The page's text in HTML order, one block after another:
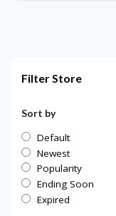
Filter Store
Sort by
Default
Newest
Popularity
Ending Soon
Expired